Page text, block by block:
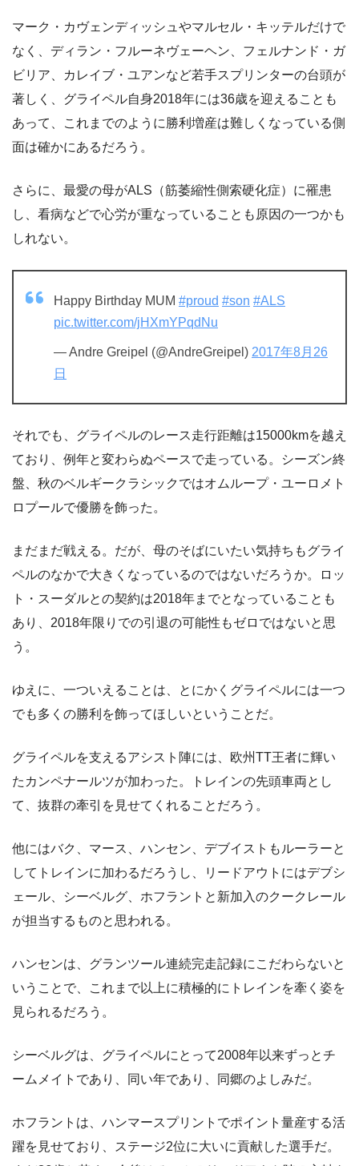
マーク・カヴェンディッシュやマルセル・キッテルだけで
なく、ディラン・フルーネヴェーヘン、フェルナンド・ガ
ビリア、カレイブ・ユアンなど若手スプリンターの台頭が
著しく、グライペル自身2018年には36歳を迎えることも
あって、これまでのように勝利増産は難しくなっている側
面は確かにあるだろう。
さらに、最愛の母がALS（筋萎縮性側索硬化症）に罹患
し、看病などで心労が重なっていることも原因の一つかも
しれない。
Happy Birthday MUM #proud #son #ALS
pic.twitter.com/jHXmYPqdNu
— Andre Greipel (@AndreGreipel) 2017年8月26
日
それでも、グライペルのレース走行距離は15000kmを越え
ており、例年と変わらぬペースで走っている。シーズン終
盤、秋のベルギークラシックではオムループ・ユーロメト
ロプールで優勝を飾った。
まだまだ戦える。だが、母のそばにいたい気持ちもグライ
ペルのなかで大きくなっているのではないだろうか。ロッ
ト・スーダルとの契約は2018年までとなっていることも
あり、2018年限りでの引退の可能性もゼロではないと思
う。
ゆえに、一ついえることは、とにかくグライペルには一つ
でも多くの勝利を飾ってほしいということだ。
グライペルを支えるアシスト陣には、欧州TT王者に輝い
たカンペナールツが加わった。トレインの先頭車両とし
て、抜群の牽引を見せてくれることだろう。
他にはバク、マース、ハンセン、デブイストもルーラーと
してトレインに加わるだろうし、リードアウトにはデブシ
ェール、シーベルグ、ホフラントと新加入のクークレール
が担当するものと思われる。
ハンセンは、グランツール連続完走記録にこだわらないと
いうことで、これまで以上に積極的にトレインを牽く姿を
見られるだろう。
シーベルグは、グライペルにとって2008年以来ずっとチ
ームメイトであり、同い年であり、同郷のよしみだ。
ホフラントは、ハンマースプリントでポイント量産する活
躍を見せており、ステージ2位に大いに貢献した選手だ。